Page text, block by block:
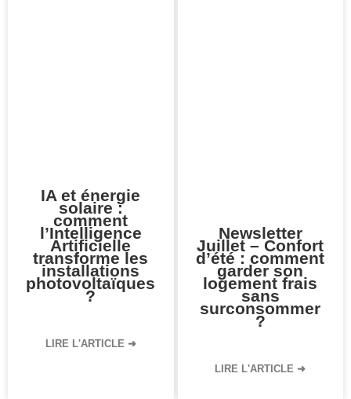
IA et énergie
solaire :
comment
l’Intelligence
Artificielle
transforme les
installations
photovoltaïques
?
LIRE L'ARTICLE ➜
Newsletter
Juillet – Confort
d’été : comment
garder son
logement frais
sans
surconsommer
?
LIRE L'ARTICLE ➜